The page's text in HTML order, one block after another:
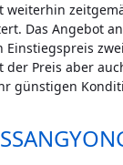
weiterhin
Das Angebot
Einstiegspreis
der Preis aber
günstigen